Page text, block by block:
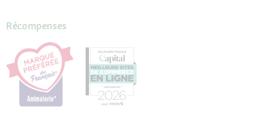
Récompenses